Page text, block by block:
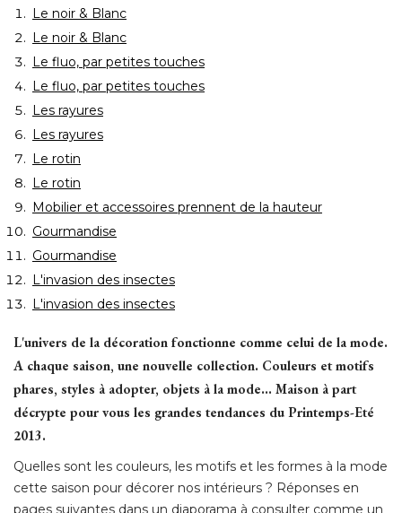
Le noir & Blanc
Le noir & Blanc
Le fluo, par petites touches
Le fluo, par petites touches
Les rayures
Les rayures
Le rotin
Le rotin
Mobilier et accessoires prennent de la hauteur
Gourmandise
Gourmandise
L'invasion des insectes
L'invasion des insectes
L'univers de la décoration fonctionne comme celui de la mode.
A chaque saison, une nouvelle collection. Couleurs et motifs
phares, styles à adopter, objets à la mode... Maison à part
décrypte pour vous les grandes tendances du Printemps-Eté
2013.
Quelles sont les couleurs, les motifs et les formes à la mode
cette saison pour décorer nos intérieurs ? Réponses en
pages suivantes dans un diaporama à consulter comme un